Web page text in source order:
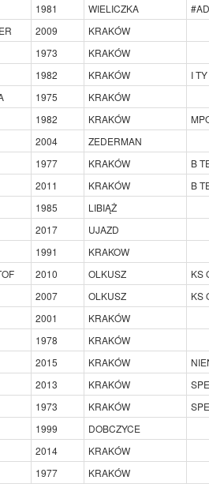
1981 WIELICZKA
2009
KRAKÓW
1973
KRAKÓW
1982 KRAKÓW
I
1975
KRAKÓW
1982 KRAKÓW
2004
ZEDERMAN
1977 KRAKÓW
B
2011 KRAKÓW
B
1985
LIBIĄŻ
2017
UJAZD
1991
KRAKOW
2010 OLKUSZ
KS
2007 OLKUSZ
KS
2001
KRAKÓW
1978
KRAKÓW
2015 KRAKÓW
2013 KRAKÓW
1973 KRAKÓW
1999
DOBCZYCE
2014
KRAKÓW
1977
KRAKÓW